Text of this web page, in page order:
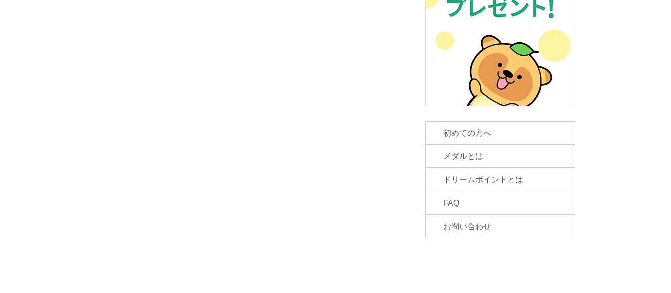
初めての方へ
メダルとは
ドリームポイントとは
FAQ
お問い合わせ